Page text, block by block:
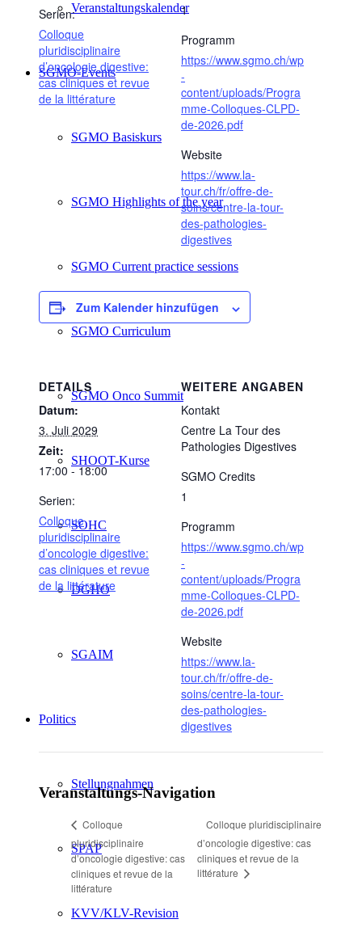
Veranstaltungskalender
SGMO-Events
SGMO Basiskurs
SGMO Highlights of the year
SGMO Current practice sessions
SGMO Curriculum
SGMO Onco Summit
SHOOT-Kurse
SOHC
DGHO
SGAIM
Politics
Stellungnahmen
SPAP
KVV/KLV-Revision
Serien:
Colloque
pluridisciplinaire
d’oncologie digestive:
cas cliniques et revue
de la littérature
1
Programm
https://www.sgmo.ch/wp
-
content/uploads/Progra
mme-Colloques-CLPD-
de-2026.pdf
Website
https://www.la-
tour.ch/fr/offre-de-
soins/centre-la-tour-
des-pathologies-
digestives
Zum Kalender hinzufügen
DETAILS
Datum:
3. Juli 2029
Zeit:
17:00 - 18:00
Serien:
Colloque
pluridisciplinaire
d’oncologie digestive:
cas cliniques et revue
de la littérature
WEITERE ANGABEN
Kontakt
Centre La Tour des
Pathologies Digestives
SGMO Credits
1
Programm
https://www.sgmo.ch/wp
-
content/uploads/Progra
mme-Colloques-CLPD-
de-2026.pdf
Website
https://www.la-
tour.ch/fr/offre-de-
soins/centre-la-tour-
des-pathologies-
digestives
Veranstaltungs-Navigation
Colloque
pluridisciplinaire
d’oncologie digestive: cas
cliniques et revue de la
littérature
Colloque pluridisciplinaire
d’oncologie digestive: cas
cliniques et revue de la
littérature